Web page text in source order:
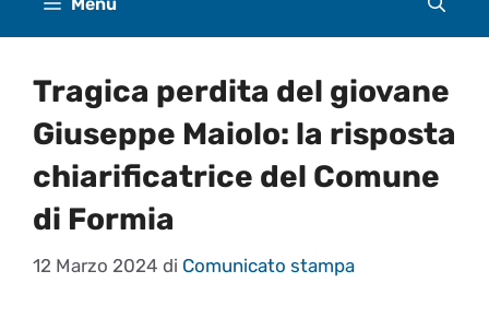
Tragica perdita del giovane
Giuseppe Maiolo: la risposta
chiarificatrice del Comune
di Formia
12 Marzo 2024 di Comunicato stampa